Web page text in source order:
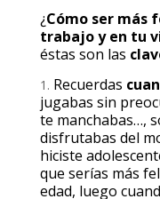
¿Cómo ser más
trabajo y en tu
éstas son las
Recuerdas
jugabas sin
te manchabas…,
disfrutabas del
hiciste
que serías más
edad, luego